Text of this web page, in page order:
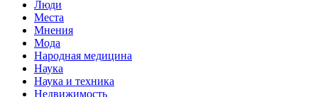
Люди
Места
Мнения
Мода
Народная медицина
Наука
Наука и техника
Недвижимость